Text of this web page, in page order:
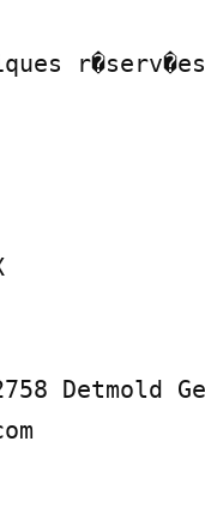
r�serv�es
Detmold